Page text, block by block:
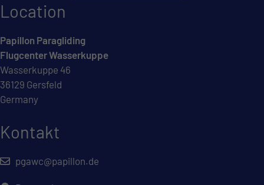
Location
Papillon Paragliding
Flugcenter Wasserkuppe
Wasserkuppe 46
36129 Gersfeld
Germany
Kontakt
pgawc@papillon.de